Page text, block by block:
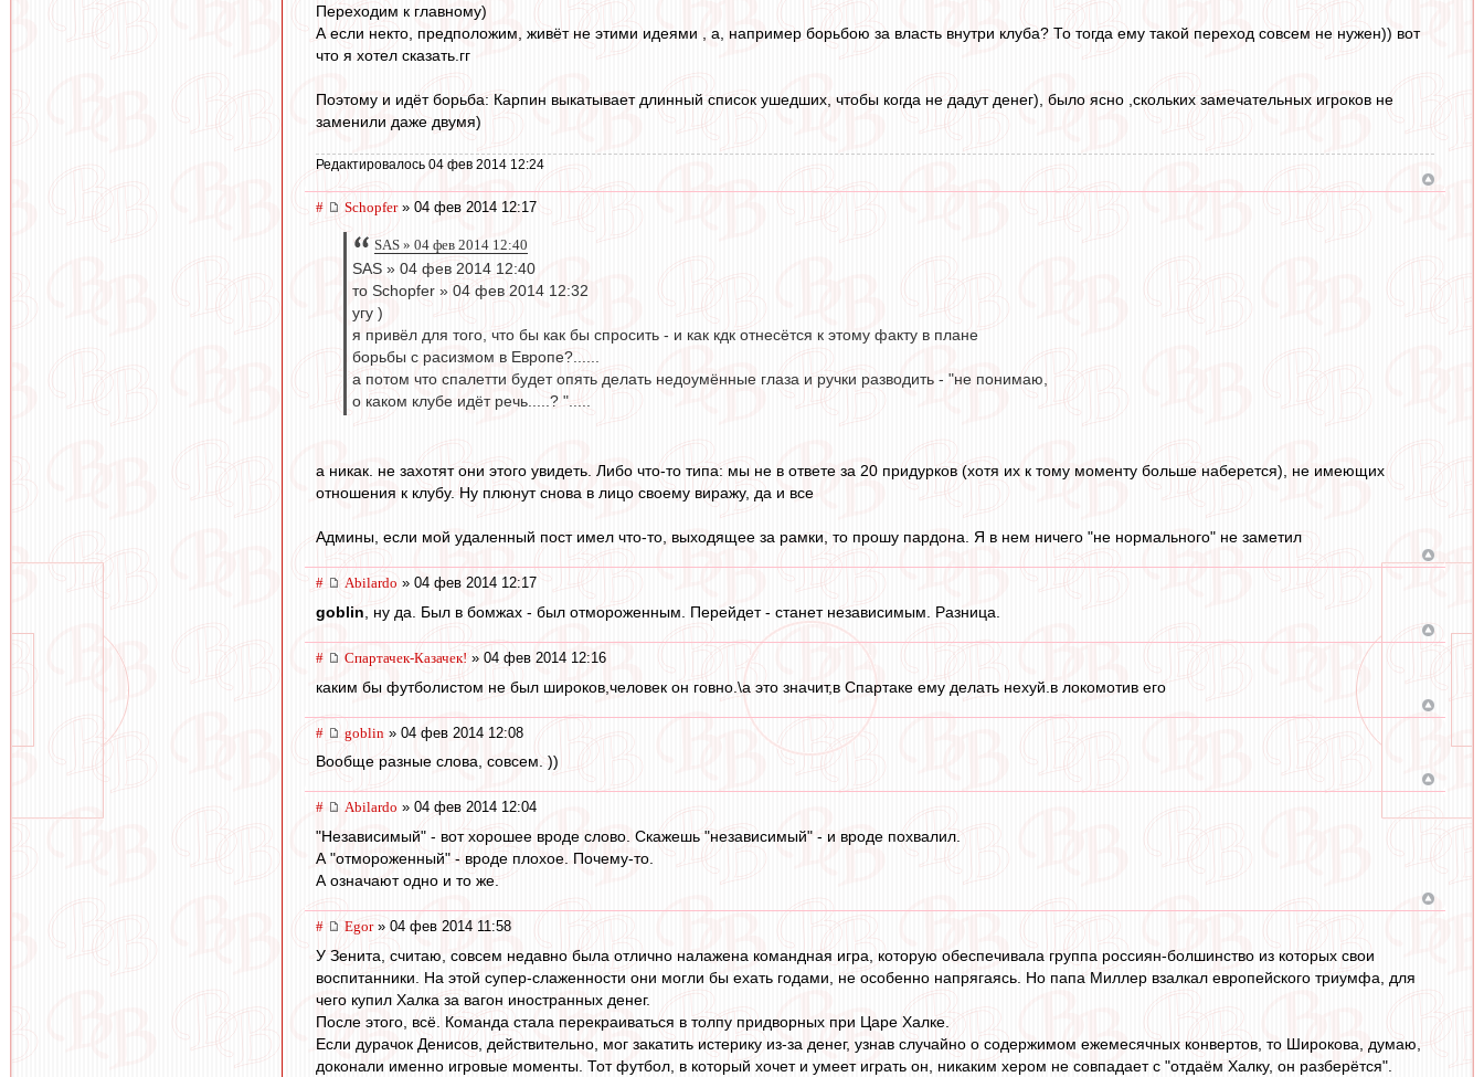
Переходим к главному)
А если некто, предположим, живёт не этими идеями , а, например борьбою за власть внутри клуба? То тогда ему такой переход совсем не нужен)) вот
что я хотел сказать.гг
Поэтому и идёт борьба: Карпин выкатывает длинный список ушедших, чтобы когда не дадут денег), было ясно ,скольких замечательных игроков не
заменили даже двумя)
Редактировалось 04 фев 2014 12:24
# Schopfer» 04 фев 2014 12:17
SAS » 04 фев 2014 12:40
SAS » 04 фев 2014 12:40
то Schopfer » 04 фев 2014 12:32
угу )
я привёл для того, что бы как бы спросить - и как кдк отнесётся к этому факту в плане
борьбы с расизмом в Европе?......
а потом что спалетти будет опять делать недоумённые глаза и ручки разводить - "не понимаю,
о каком клубе идёт речь.....? ".....
а никак. не захотят они этого увидеть. Либо что-то типа: мы не в ответе за 20 придурков (хотя их к тому моменту больше наберется), не имеющих
отношения к клубу. Ну плюнут снова в лицо своему виражу, да и все
Админы, если мой удаленный пост имел что-то, выходящее за рамки, то прошу пардона. Я в нем ничего "не нормального" не заметил
# Abilardo » 04 фев 2014 12:17
goblin , ну да. Был в бомжах - был отмороженным. Перейдет - станет независимым. Разница.
# Спартачек-Казачек! » 04 фев 2014 12:16
каким бы футболистом не был широков,человек он говно.\а это значит,в Спартаке ему делать нехуй.в локомотив его
# goblin » 04 фев 2014 12:08
Вообще разные слова, совсем. ))
# Abilardo » 04 фев 2014 12:04
"Независимый" - вот хорошее вроде слово. Скажешь "независимый" - и вроде похвалил.
А "отмороженный" - вроде плохое. Почему-то.
А означают одно и то же.
# Egor» 04 фев 2014 11:58
У Зенита, считаю, совсем недавно была отлично налажена командная игра, которую обеспечивала группа россиян-болшинство из которых свои
воспитанники. На этой супер-слаженности они могли бы ехать годами, не особенно напрягаясь. Но папа Миллер взалкал европейского триумфа, для
чего купил Халка за вагон иностранных денег.
После этого, всё. Команда стала перекраиваться в толпу придворных при Царе Халке.
Если дурачок Денисов, действительно, мог закатить истерику из-за денег, узнав случайно о содержимом ежемесячных конвертов, то Широкова, думаю,
доконали именно игровые моменты. Тот футбол, в который хочет и умеет играть он, никаким хером не совпадает с "отдаём Халку, он разберётся".